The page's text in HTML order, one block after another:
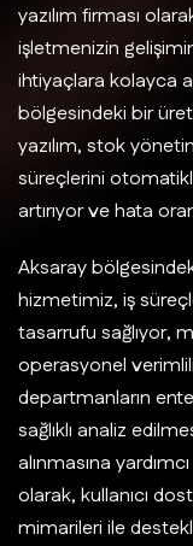
yazılım firması
işletmenizin
ihtiyaçlara kolayca
bölgesindeki bir
yazılım, stok
süreçlerini
artırıyor ve hata
Aksaray
hizmetimiz, iş
tasarrufu sağlıyor,
operasyonel
departmanların
sağlıklı analiz
alınmasına
olarak, kullanıcı
mimarileri ile